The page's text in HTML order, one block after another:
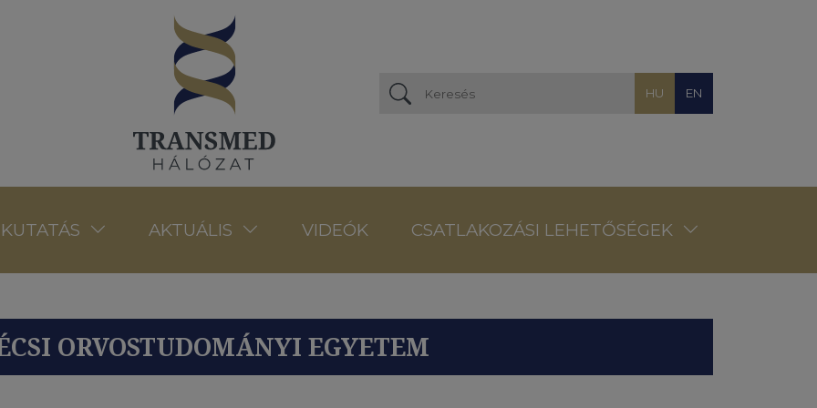
HU EN
KUTATÁS AKTUÁLIS VIDEÓK CSATLAKOZÁSI LEHETŐSÉGEK
ORVOSTUDOMÁNYI EGYETEM